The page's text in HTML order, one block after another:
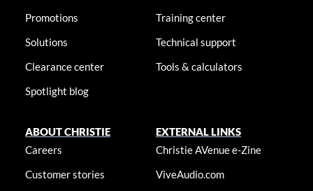
Promotions
Solutions
Clearance center
Spotlight blog
Training center
Technical support
Tools & calculators
ABOUT CHRISTIE
Careers
Customer stories
EXTERNAL LINKS
Christie AVenue e-Zine
ViveAudio.com